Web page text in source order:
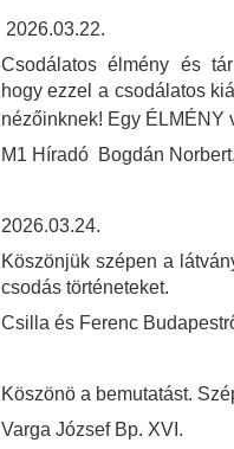
2026.03.22.
Csodálatos élmény és
hogy ezzel a csodálatos
nézőinknek! Egy ÉLMÉNY
M1 Híradó Bogdán
2026.03.24.
Köszönjük szépen a
csodás történeteket.
Csilla és Ferenc
Köszönö a bemutatást.
Varga József Bp. XVI.